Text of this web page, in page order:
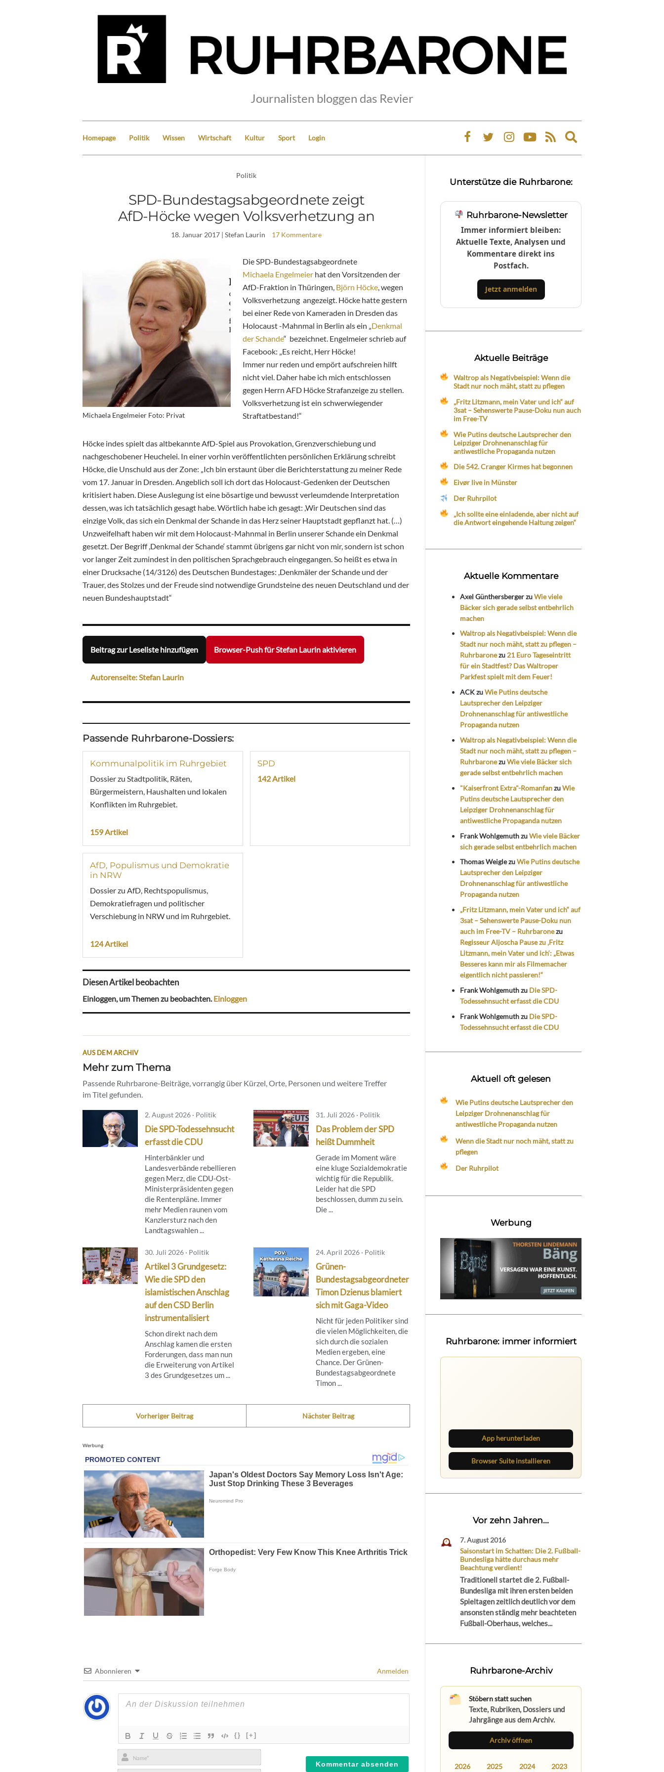
Journalisten bloggen das Revier
Homepage Politik Wissen Wirtschaft Kultur Sport Login
Expand
search
Politik
SPD-Bundestagsabgeordnete zeigt
AfD-Höcke wegen Volksverhetzung an
18. Januar 2017 | Stefan Laurin 17 Kommentare
Michaela Engelmeier Foto: Privat
Die SPD-Bundestagsabgeordnete
Michaela Engelmeier hat den Vorsitzenden der
AfD-Fraktion in Thüringen, Björn Höcke , wegen
Volksverhetzung angezeigt. Höcke hatte gestern
bei einer Rede von Kameraden in Dresden das
Holocaust -Mahnmal in Berlin als ein „ Denkmal
der Schande“ bezeichnet. Engelmeier schrieb auf
Facebook: „Es reicht, Herr Höcke!
Immer nur reden und empört aufschreien hilft
nicht viel. Daher habe ich mich entschlossen
gegen Herrn AFD Höcke Strafanzeige zu stellen.
Volksverhetzung ist ein schwerwiegender
Straftatbestand!“
Höcke indes spielt das altbekannte AfD-Spiel aus Provokation, Grenzverschiebung und
nachgeschobener Heuchelei. In einer vorhin veröffentlichten persönlichen Erklärung schreibt
Höcke, die Unschuld aus der Zone: „Ich bin erstaunt über die Berichterstattung zu meiner Rede
vom 17. Januar in Dresden. Angeblich soll ich dort das Holocaust-Gedenken der Deutschen
kritisiert haben. Diese Auslegung ist eine bösartige und bewusst verleumdende Interpretation
dessen, was ich tatsächlich gesagt habe. Wörtlich habe ich gesagt: ,Wir Deutschen sind das
einzige Volk, das sich ein Denkmal der Schande in das Herz seiner Hauptstadt gepflanzt hat. (…)
Unzweifelhaft haben wir mit dem Holocaust-Mahnmal in Berlin unserer Schande ein Denkmal
gesetzt. Der Begriff ,Denkmal der Schande‘ stammt übrigens gar nicht von mir, sondern ist schon
vor langer Zeit zumindest in den politischen Sprachgebrauch eingegangen. So heißt es etwa in
einer Drucksache (14/3126) des Deutschen Bundestages: ,Denkmäler der Schande und der
Trauer, des Stolzes und der Freude sind notwendige Grundsteine des neuen Deutschland und der
neuen Bundeshauptstadt“
Beitrag zur Leseliste hinzufügen Browser-Push für Stefan Laurin aktivieren
Autorenseite: Stefan Laurin
Passende Ruhrbarone-Dossiers:
Kommunalpolitik im Ruhrgebiet
Dossier zu Stadtpolitik, Räten,
Bürgermeistern, Haushalten und lokalen
Konflikten im Ruhrgebiet.
159 Artikel
SPD
142 Artikel
AfD, Populismus und Demokratie
in NRW
Dossier zu AfD, Rechtspopulismus,
Demokratiefragen und politischer
Verschiebung in NRW und im Ruhrgebiet.
124 Artikel
Diesen Artikel beobachten
Einloggen, um Themen zu beobachten.Einloggen
AUS DEM ARCHIV
Mehr zum Thema
Passende Ruhrbarone-Beiträge, vorrangig über Kürzel, Orte, Personen und weitere Treffer
im Titel gefunden.
2. August 2026 · Politik
Die SPD-Todessehnsucht
erfasst die CDU
Hinterbänkler und
Landesverbände rebellieren
gegen Merz, die CDU-Ost-
Ministerpräsidenten gegen
die Rentenpläne. Immer
mehr Medien raunen vom
Kanzlersturz nach den
Landtagswahlen ...
31. Juli 2026 · Politik
Das Problem der SPD
heißt Dummheit
Gerade im Moment wäre
eine kluge Sozialdemokratie
wichtig für die Republik.
Leider hat die SPD
beschlossen, dumm zu sein.
Die ...
30. Juli 2026 · Politik
Artikel 3 Grundgesetz:
Wie die SPD den
islamistischen Anschlag
auf den CSD Berlin
instrumentalisiert
Schon direkt nach dem
Anschlag kamen die ersten
Forderungen, dass man nun
die Erweiterung von Artikel
3 des Grundgesetzes um ...
24. April 2026 · Politik
Grünen-
Bundestagsabgeordneter
Timon Dzienus blamiert
sich mit Gaga-Video
Nicht für jeden Politiker sind
die vielen Möglichkeiten, die
sich durch die sozialen
Medien ergeben, eine
Chance. Der Grünen-
Bundestagsabgeordnete
Timon ...
Vorheriger Beitrag Nächster Beitrag
Werbung
Abonnieren Anmelden
{} [+]
Unterstütze die Ruhrbarone:
Ruhrbarone-Newsletter
Immer informiert bleiben:
Aktuelle Texte, Analysen und
Kommentare direkt ins
Postfach.
Jetzt anmelden
Aktuelle Beiträge
Waltrop als Negativbeispiel: Wenn die
Stadt nur noch mäht, statt zu pflegen
„Fritz Litzmann, mein Vater und ich“ auf
3sat – Sehenswerte Pause-Doku nun auch
im Free-TV
Wie Putins deutsche Lautsprecher den
Leipziger Drohnenanschlag für
antiwestliche Propaganda nutzen
Die 542. Cranger Kirmes hat begonnen
Eivør live in Münster
Der Ruhrpilot
„Ich sollte eine einladende, aber nicht auf
die Antwort eingehende Haltung zeigen“
Aktuelle Kommentare
Axel GünthersbergerzuWie viele
Bäcker sich gerade selbst entbehrlich
machen
Waltrop als Negativbeispiel: Wenn die
Stadt nur noch mäht, statt zu pflegen –
Ruhrbaronezu 21 Euro Tageseintritt
für ein Stadtfest? Das Waltroper
Parkfest spielt mit dem Feuer!
ACKzuWie Putins deutsche
Lautsprecher den Leipziger
Drohnenanschlag für antiwestliche
Propaganda nutzen
Waltrop als Negativbeispiel: Wenn die
Stadt nur noch mäht, statt zu pflegen –
RuhrbaronezuWie viele Bäcker sich
gerade selbst entbehrlich machen
"Kaiserfront Extra"-RomanfanzuWie
Putins deutsche Lautsprecher den
Leipziger Drohnenanschlag für
antiwestliche Propaganda nutzen
Frank WohlgemuthzuWie viele Bäcker
sich gerade selbst entbehrlich machen
Thomas WeiglezuWie Putins deutsche
Lautsprecher den Leipziger
Drohnenanschlag für antiwestliche
Propaganda nutzen
„Fritz Litzmann, mein Vater und ich“ auf
3sat – Sehenswerte Pause-Doku nun
auch im Free-TV – Ruhrbaronezu
Regisseur Aljoscha Pause zu ‚Fritz
Litzmann, mein Vater und ich‘: „Etwas
Besseres kann mir als Filmemacher
eigentlich nicht passieren!“
Frank Wohlgemuthzu Die SPD-
Todessehnsucht erfasst die CDU
Frank Wohlgemuthzu Die SPD-
Todessehnsucht erfasst die CDU
Aktuell oft gelesen
Wie Putins deutsche Lautsprecher den
Leipziger Drohnenanschlag für
antiwestliche Propaganda nutzen
Wenn die Stadt nur noch mäht, statt zu
pflegen
Der Ruhrpilot
Werbung
Ruhrbarone: immer informiert
App herunterladen
Browser Suite installieren
Vor zehn Jahren...
7. August 2016
Saisonstart im Schatten: Die 2. Fußball-
Bundesliga hätte durchaus mehr
Beachtung verdient!
Traditionell startet die 2. Fußball-
Bundesliga mit ihren ersten beiden
Spieltagen zeitlich deutlich vor dem
ansonsten ständig mehr beachteten
Fußball-Oberhaus, welches...
Ruhrbarone-Archiv
Stöbern statt suchen
Texte, Rubriken, Dossiers und
Jahrgänge aus dem Archiv.
Archiv öffnen
2026 2025 2024 2023